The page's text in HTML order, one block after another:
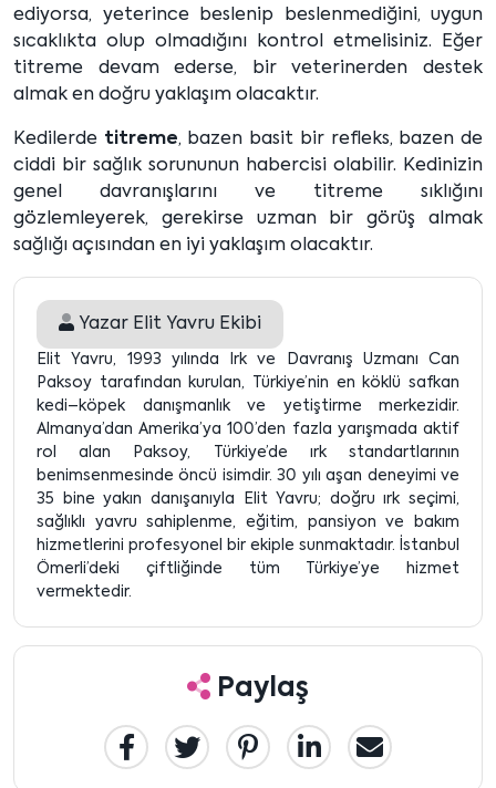
ediyorsa, yeterince beslenip beslenmediğini, uygun
sıcaklıkta olup olmadığını kontrol etmelisiniz. Eğer
titreme devam ederse, bir veterinerden destek
almak en doğru yaklaşım olacaktır.
Kedilerde titreme, bazen basit bir refleks, bazen de
ciddi bir sağlık sorununun habercisi olabilir. Kedinizin
genel davranışlarını ve titreme sıklığını
gözlemleyerek, gerekirse uzman bir görüş almak
sağlığı açısından en iyi yaklaşım olacaktır.
Yazar Elit Yavru Ekibi
Elit Yavru, 1993 yılında Irk ve Davranış Uzmanı Can
Paksoy tarafından kurulan, Türkiye’nin en köklü safkan
kedi–köpek danışmanlık ve yetiştirme merkezidir.
Almanya’dan Amerika’ya 100’den fazla yarışmada aktif
rol alan Paksoy, Türkiye’de ırk standartlarının
benimsenmesinde öncü isimdir. 30 yılı aşan deneyimi ve
35 bine yakın danışanıyla Elit Yavru; doğru ırk seçimi,
sağlıklı yavru sahiplenme, eğitim, pansiyon ve bakım
hizmetlerini profesyonel bir ekiple sunmaktadır. İstanbul
Ömerli’deki çiftliğinde tüm Türkiye’ye hizmet
vermektedir.
Paylaş